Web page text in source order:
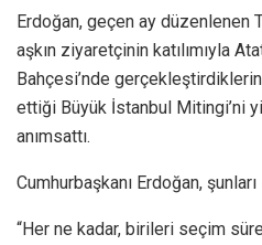
Erdoğan, geçen ay düzenlenen
aşkın ziyaretçinin katılımıyla
Bahçesi’nde
ettiği Büyük İstanbul Mitingi’ni
anımsattı.
Cumhurbaşkanı Erdoğan,
“Her ne kadar, birileri seçim